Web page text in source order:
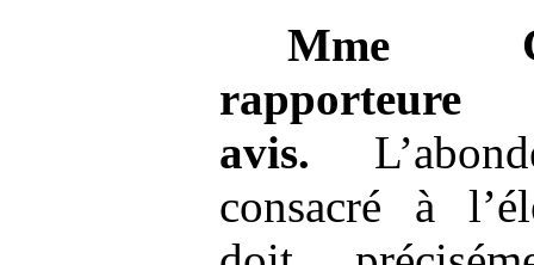
Mme
avis.
consacré à